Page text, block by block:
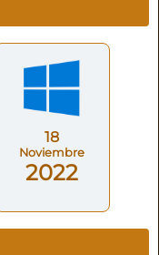
18
Noviembre
2022